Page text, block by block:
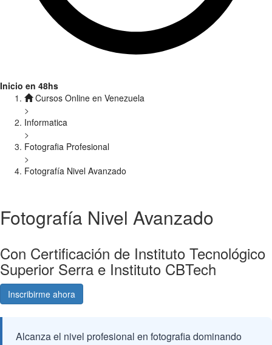
Inicio en 48hs
Cursos Online en Venezuela
>
Informatica
>
Fotografia Profesional
>
Fotografía Nivel Avanzado
Fotografía Nivel Avanzado
Con Certificación de Instituto Tecnológico
Superior Serra e Instituto CBTech
Inscribirme ahora
Alcanza el nivel profesional en fotografia dominando